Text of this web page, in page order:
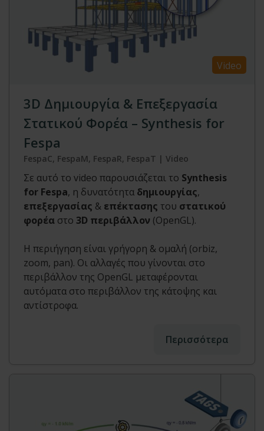
Video
3D Δημιουργία & Επεξεργασία
Στατικού Φορέα – Synthesis for
Fespa
FespaC, FespaM, FespaR, FespaT | Video
Σε αυτό το video παρουσιάζεται το Synthesis
for Fespa, η δυνατότητα δημιουργίας,
επεξεργασίας & επέκτασης του στατικού
φορέα στο 3D περιβάλλον (OpenGL).
Η περιήγηση είναι γρήγορη & ομαλή (orbiz,
zoom, pan). Οι αλλαγές που γίνονται στο
περιβάλλον της OpenGL μεταφέρονται
αυτόματα στο περιβάλλον της κάτοψης και
αντίστροφα.
Περισσότερα